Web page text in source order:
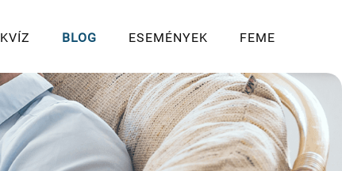
KVÍZ BLOG ESEMÉNYEK FEME